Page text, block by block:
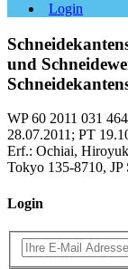
Login
und
WP 60 2011 031
28.07.2011; PT
Erf.: Ochiai,
Tokyo 135-8710,
Login